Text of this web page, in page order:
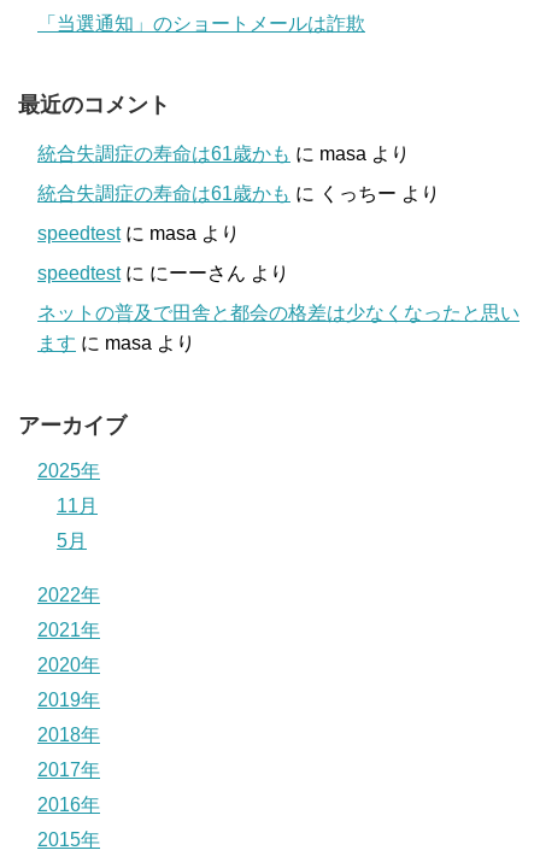
「当選通知」のショートメールは詐欺
最近のコメント
統合失調症の寿命は61歳かも に masa より
統合失調症の寿命は61歳かも に くっちー より
speedtestに masa より
speedtestに にーーさん より
ネットの普及で田舎と都会の格差は少なくなったと思い
ます に masa より
アーカイブ
2025年
11月
5月
2022年
2021年
2020年
2019年
2018年
2017年
2016年
2015年